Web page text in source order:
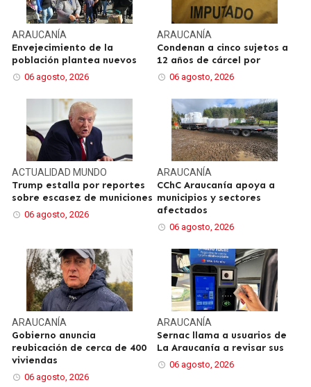
ARAUCANÍA
Envejecimiento de la
población plantea nuevos
06 agosto, 2026
ARAUCANÍA
Condenan a cinco sujetos a
12 años de cárcel por
06 agosto, 2026
ACTUALIDAD MUNDO
Trump estalla por reportes
sobre escasez de municiones
06 agosto, 2026
ARAUCANÍA
CChC Araucanía apoya a
municipios y sectores
afectados
06 agosto, 2026
ARAUCANÍA
Gobierno anuncia
reubicación de cerca de 400
viviendas
06 agosto, 2026
ARAUCANÍA
Sernac llama a usuarios de
La Araucanía a revisar sus
06 agosto, 2026